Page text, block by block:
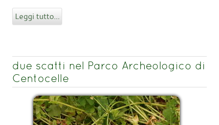
Leggi tutto...
due scatti nel Parco Archeologico di
Centocelle